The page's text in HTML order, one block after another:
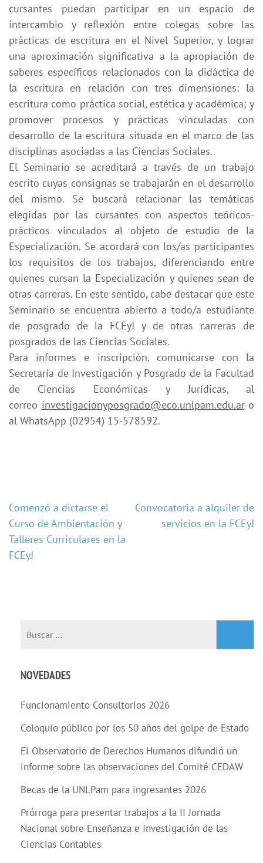
cursantes puedan participar en un espacio de
intercambio y reflexión entre colegas sobre las
prácticas de escritura en el Nivel Superior, y lograr
una aproximación significativa a la apropiación de
saberes específicos relacionados con la didáctica de
la escritura en relación con tres dimensiones: la
escritura como práctica social, estética y académica; y
promover procesos y prácticas vinculadas con
desarrollo de la escritura situada en el marco de las
disciplinas asociadas a las Ciencias Sociales.
El Seminario se acreditará a través de un trabajo
escrito cuyas consignas se trabajarán en el desarrollo
del mismo. Se buscará relacionar las temáticas
elegidas por las cursantes con aspectos teóricos-
prácticos vinculados al objeto de estudio de la
Especialización. Se acordará con los/as participantes
los requisitos de los trabajos, diferenciando entre
quienes cursan la Especialización y quienes sean de
otras carreras. En este sentido, cabe destacar que este
Seminario se encuentra abierto a todo/a estudiante
de posgrado de la FCEyJ y de otras carreras de
posgrados de las Ciencias Sociales.
Para informes e inscripción, comunicarse con la
Secretaría de Investigación y Posgrado de la Facultad
de Ciencias Económicas y Jurídicas, al
correo investigacionyposgrado@eco.unlpam.edu.aro
al WhatsApp (02954) 15-578592.
Navegación
de
entradas
Comenzó a dictarse el
Curso de Ambientación y
Talleres Curriculares en la
FCEyJ
Convocatoria a alquiler de
servicios en la FCEyJ
NOVEDADES
Funcionamiento Consultorios 2026
Coloquio público por los 50 años del golpe de Estado
El Observatorio de Derechos Humanos difundió un
informe sobre las observaciones del Comité CEDAW
Becas de la UNLPam para ingresantes 2026
Prórroga para presentar trabajos a la II Jornada
Nacional sobre Enseñanza e Investigación de las
Ciencias Contables